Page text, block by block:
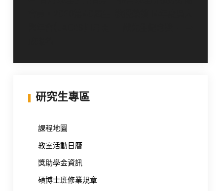
研究生專區
課程地圖
教室活動日曆
獎助學金資訊
碩博士班修業規章